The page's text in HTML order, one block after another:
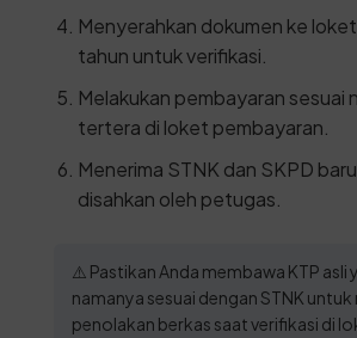
Menyerahkan dokumen ke
tahun untuk verifikasi.
Melakukan pembayaran sesuai
tertera di loket pembayaran.
Menerima STNK dan SKPD
disahkan oleh petugas.
⚠️ Pastikan Anda membawa KTP asli
namanya sesuai dengan STNK
penolakan berkas saat verifikasi di